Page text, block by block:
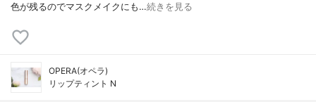
色が残るのでマスクメイクにも…続きを見る
OPERA(オペラ)
リップティント N